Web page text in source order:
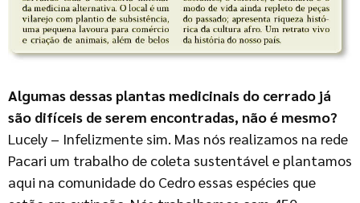
Algumas dessas plantas medicinais do cerrado já
são difíceis de serem encontradas, não é mesmo?
Lucely – Infelizmente sim. Mas nós realizamos na rede
Pacari um trabalho de coleta sustentável e plantamos
aqui na comunidade do Cedro essas espécies que